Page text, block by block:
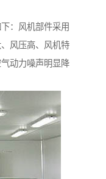
：风机部件采用
风压高、风机特
动力噪声明显降